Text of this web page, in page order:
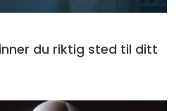
du riktig sted til ditt